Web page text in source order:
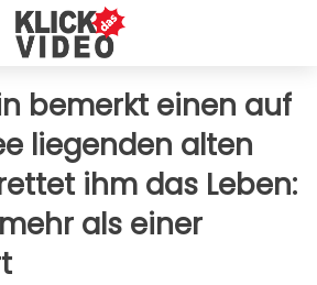
bemerkt einen auf
liegenden alten
ihm das Leben:
als einer